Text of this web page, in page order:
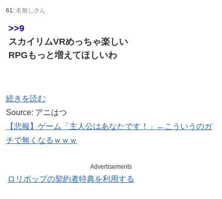
61: 名無しさん
>>9
スカイリムVRめっちゃ楽しい
RPGもっと増えてほしいわ
続きを読む
Source: アニはつ
【悲報】ゲーム「主人公はあなたです！」←こういうのガ
チで無くなるｗｗｗ
Advertisements
ロリポップの契約者特典を利用する